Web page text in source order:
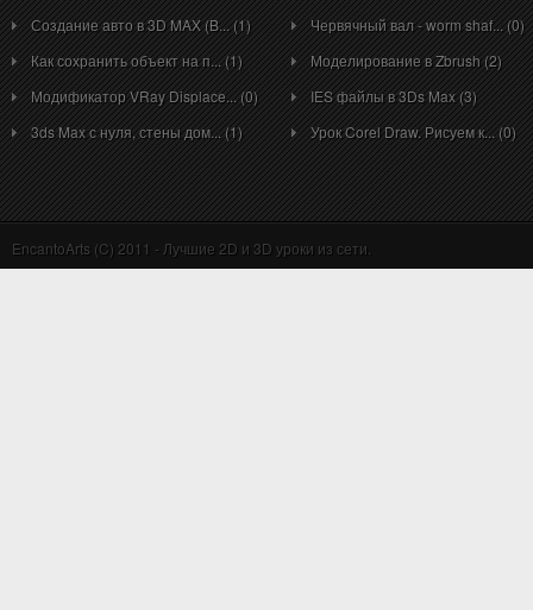
Создание авто в 3D MAX (B... (1)
Как сохранить объект на п... (1)
Модификатор VRay Displace... (0)
3ds Max с нуля, стены дом... (1)
Червячный вал - worm shaf... (0)
Моделирование в Zbrush (2)
IES файлы в 3Ds Max (3)
Урок Corel Draw. Рисуем к... (0)
EncantoArts (C) 2011 - Лучшие 2D и 3D уроки из сети.